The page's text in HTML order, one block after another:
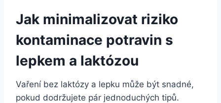
Jak minimalizovat riziko
kontaminace potravin s
lepkem a laktózou
Vaření bez laktózy a lepku může být snadné,
pokud dodržujete pár jednoduchých tipů.